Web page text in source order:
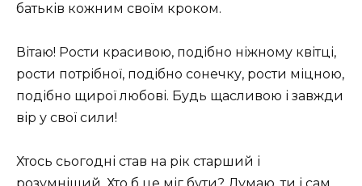
батьків кожним своїм кроком.
Вітаю! Рости красивою, подібно ніжному квітці,
рости потрібної, подібно сонечку, рости міцною,
подібно щирої любові. Будь щасливою і завжди
вір у свої сили!
Хтось сьогодні став на рік старший і